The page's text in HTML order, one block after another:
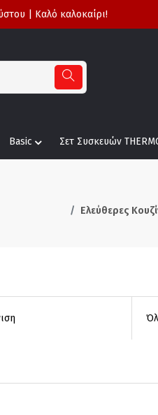
| Καλό καλοκαίρι!
Basic Σετ Συσκευών
Ελεύθερες